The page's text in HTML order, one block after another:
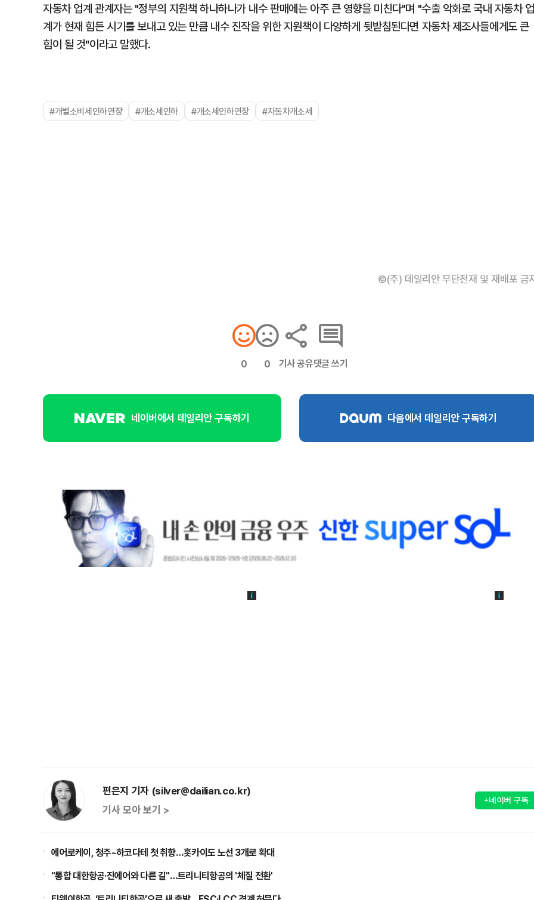
자동차 업계 관계자는 "정부의 지원책 하나하나가 내수 판매에는 아주 큰 영향을 미친다"며 "수출 악화로 국내 자동차 업
계가 현재 힘든 시기를 보내고 있는 만큼 내수 진작을 위한 지원책이 다양하게 뒷받침된다면 자동차 제조사들에게도 큰
힘이 될 것"이라고 말했다.
#개별소비세인하연장 #개소세인하 #개소세인하연장 #자동차개소세
©(주) 데일리안 무단전재 및 재배포 금
0 0 기사 공유댓글 쓰기
네이버에서 데일리안 구독하기 다음에서 데일리안 구독하기
편은지 기자 (silver@dailian.co.kr)
기사 모아 보기 >
+네이버 구독
에어로케이, 청주~하코다테 첫 취항…홋카이도 노선 3개로 확대
"통합 대한항공·진에어와 다른 길"…트리니티항공의 '체질 전환'